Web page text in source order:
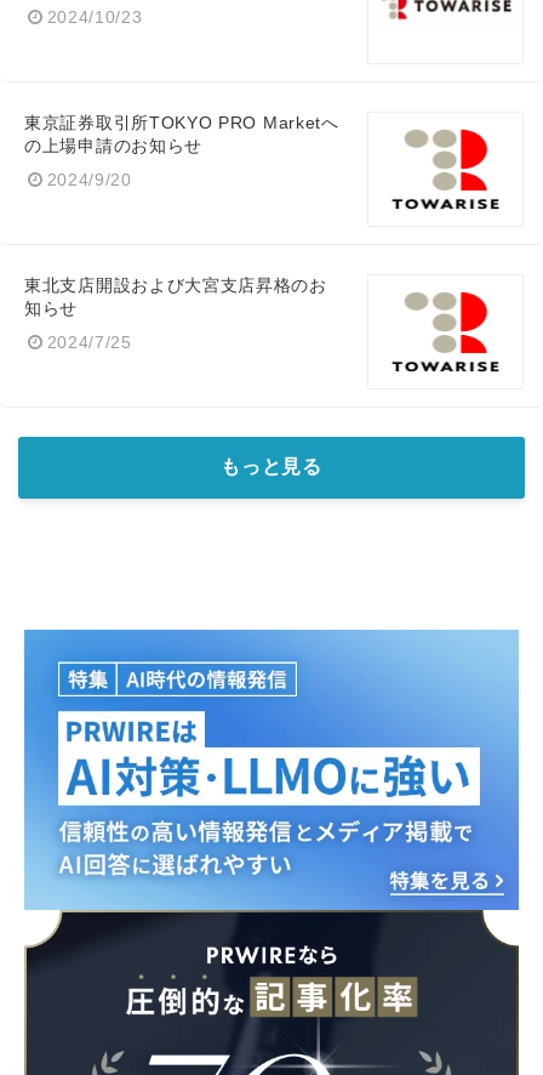
2024/10/23
東京証券取引所TOKYO PRO Marketへ
の上場申請のお知らせ
2024/9/20
東北支店開設および大宮支店昇格のお
知らせ
2024/7/25
もっと見る
English